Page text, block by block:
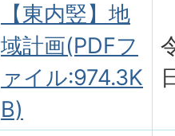
【東内竪】地
域計画(PDFフ
ァイル:974.3K
B)